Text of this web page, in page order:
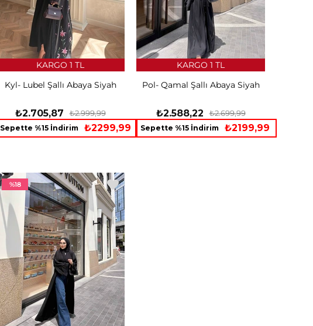
Kyl- Lubel Şallı Abaya Siyah
₺2.705,87 ₺2.999,99
Sepette %15 İndirim ₺2299,99
KARGO 1 TL
Pol- Qamal Şallı Abaya Siyah
₺2.588,22 ₺2.699,99
Sepette %15 İndirim ₺2199,99
KARGO 1 TL
%18